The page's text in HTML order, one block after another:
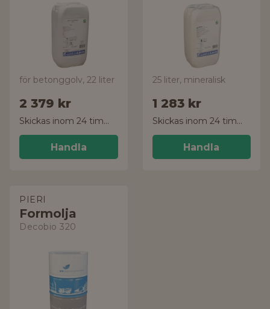
för betonggolv, 22 liter
2 379 kr
Skickas inom 24 timmar!
Handla
25 liter, mineralisk
1 283 kr
Skickas inom 24 timmar!
Handla
PIERI
Formolja
Decobio 320